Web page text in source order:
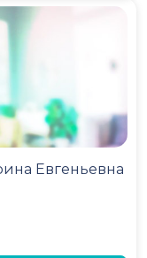
Евгеньевна